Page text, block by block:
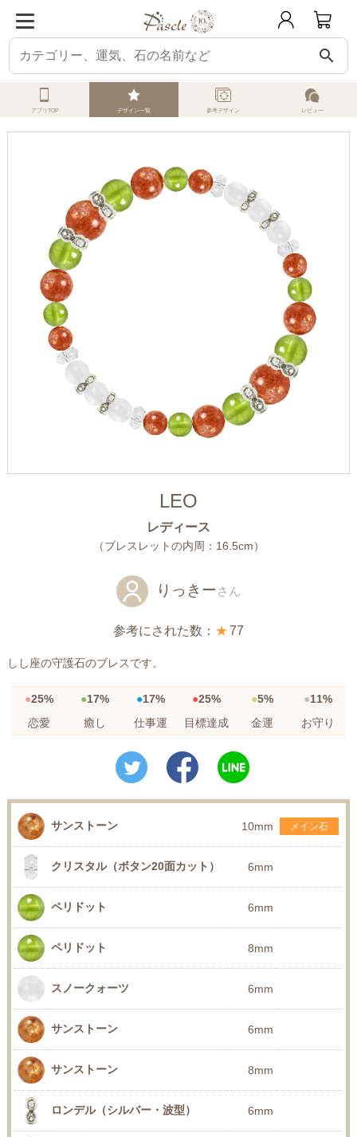
search
ホーム オーダーメイド みんなのデザイン
アプリTOP デザイン一覧 参考デザイン レビュー
LEO
レディース
（ブレスレットの内周：16.5cm）
りっきーさん
参考にされた数： ★77
しし座の守護石のブレスです。
25% 17% 17% 25% 5%
11%
恋愛
癒し 仕事運 目標達成 金運 お守り
サンストーン 10mm メイン石
クリスタル（ボタン20面カット） 6mm
ペリドット 6mm
ペリドット 8mm
スノークォーツ 6mm
サンストーン 6mm
サンストーン 8mm
ロンデル（シルバー・波型） 6mm